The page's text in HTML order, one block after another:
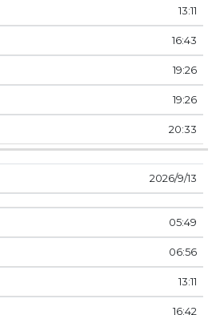
13:11
16:43
19:26
19:26
20:33
13‏‏/9‏‏/2026
05:49
06:56
13:11
16:42